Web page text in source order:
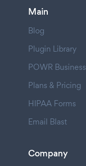
Main
Blog
Plugin Library
POWR Business
Plans & Pricing
HIPAA Forms
Email Blast
Company